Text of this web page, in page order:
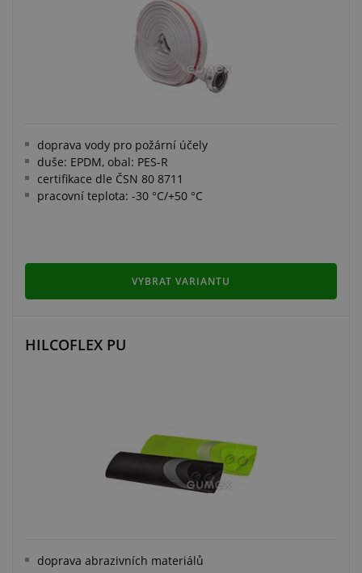
doprava vody pro požární účely
duše: EPDM, obal: PES-R
certifikace dle ČSN 80 8711
pracovní teplota: -30 °C/+50 °C
VYBRAT VARIANTU
HILCOFLEX PU
doprava abrazivních materiálů